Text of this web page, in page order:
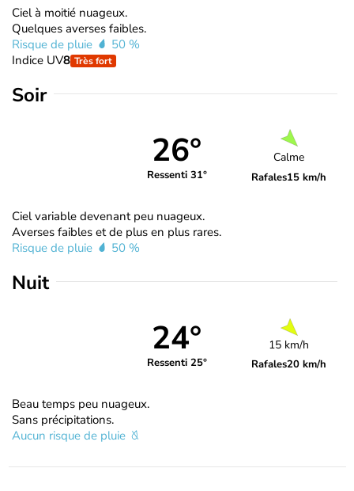
Ciel à moitié nuageux.
Quelques averses faibles.
Risque de pluie
50 %
Indice UV8 Très fort
Soir
26°
Ressenti 31°
Calme
Rafales15 km/h
Ciel variable devenant peu nuageux.
Averses faibles et de plus en plus rares.
Risque de pluie
50 %
Nuit
24°
Ressenti 25°
15 km/h
Rafales20 km/h
Beau temps peu nuageux.
Sans précipitations.
Aucun risque de pluie